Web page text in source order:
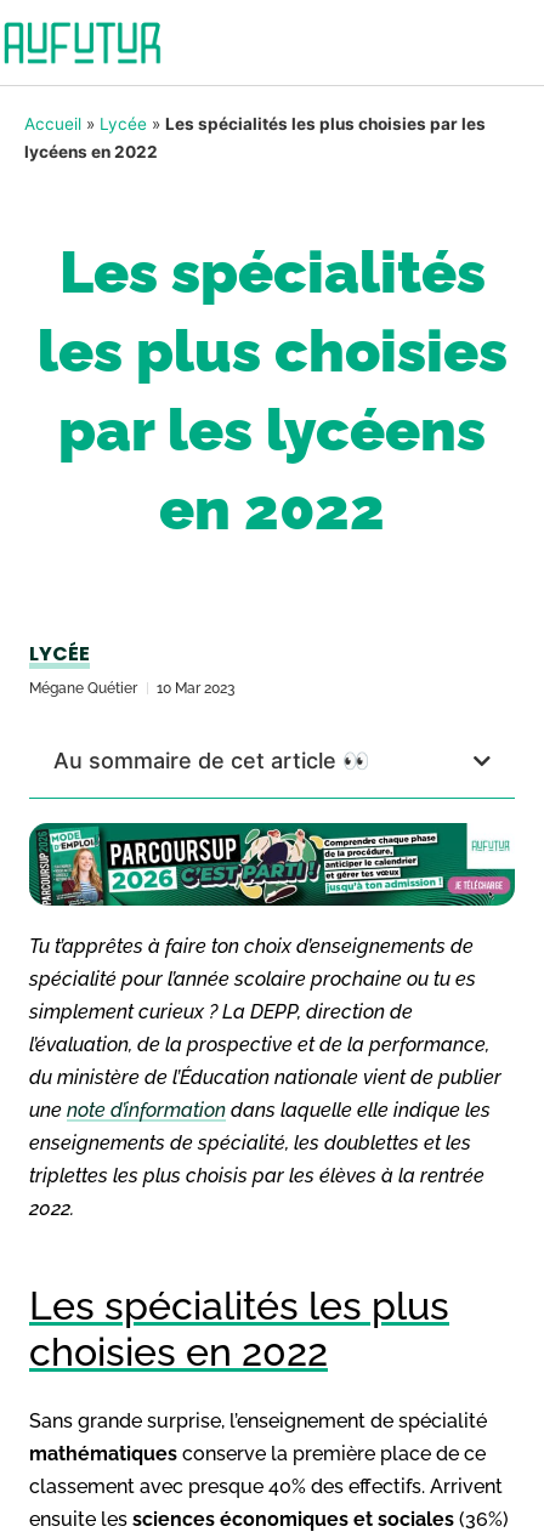
Accueil » Lycée » Les spécialités les plus choisies par les
lycéens en 2022
Les spécialités
les plus choisies
par les lycéens
en 2022
LYCÉE
Mégane Quétier 10 Mar 2023
Au sommaire de cet article 👀
Tu t’apprêtes à faire ton choix d’enseignements de
spécialité pour l’année scolaire prochaine ou tu es
simplement curieux ? La DEPP, direction de
l’évaluation, de la prospective et de la performance,
du ministère de l’Éducation nationale vient de publier
une note d’information dans laquelle elle indique les
enseignements de spécialité, les doublettes et les
triplettes les plus choisis par les élèves à la rentrée
2022.
Les spécialités les plus
choisies en 2022
Sans grande surprise, l’enseignement de spécialité
mathématiques conserve la première place de ce
classement avec presque 40% des effectifs. Arrivent
ensuite les sciences économiques et sociales (36%)